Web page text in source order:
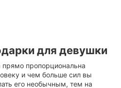
для девушки
прямо пропорциональна
и чем больше сил вы
его необычным, тем на